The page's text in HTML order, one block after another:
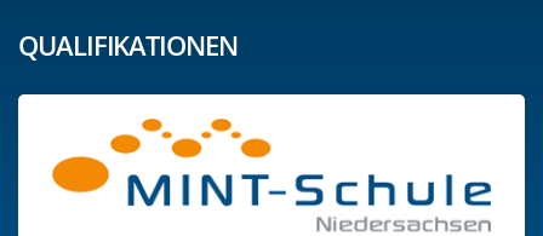
QUALIFIKATIONEN